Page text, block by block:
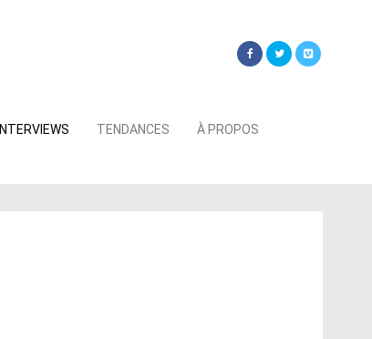
INTERVIEWS TENDANCES À PROPOS